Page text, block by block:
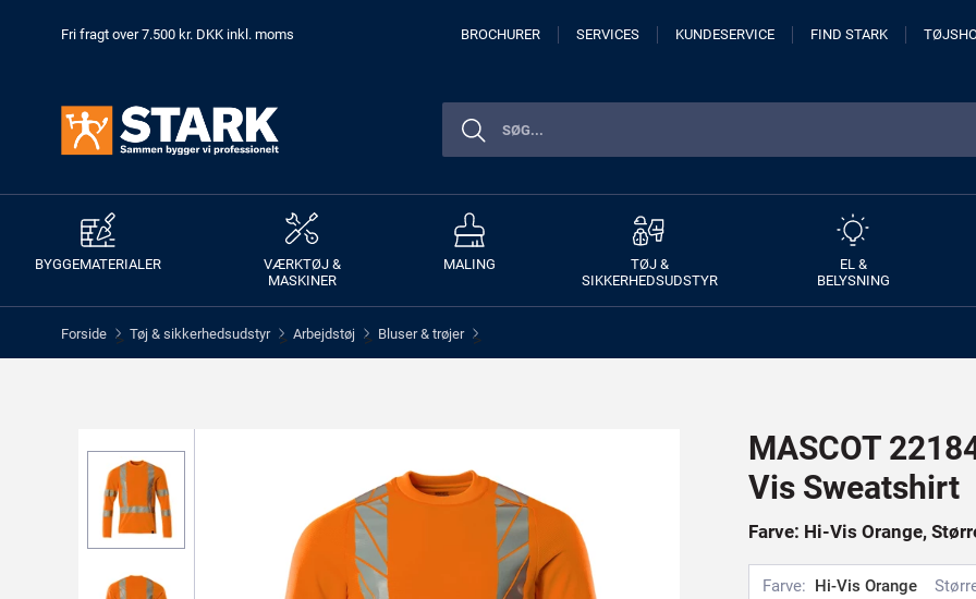
Fri fragt over 7.500 kr. DKK inkl. moms BROCHURER SERVICES KUNDESERVICE FIND STARK
BYGGEMATERIALER
VÆRKTØJ &
MASKINER
MALING
TØJ &
SIKKERHEDSUDSTYR
EL &
BELYSNING
Forside > Tøj & sikkerhedsudstyr > Arbejdstøj > Bluser & trøjer >
MASCOT
Vis Sweatshirt
Farve: Hi-Vis Orange,
Farve: Hi-Vis Orange